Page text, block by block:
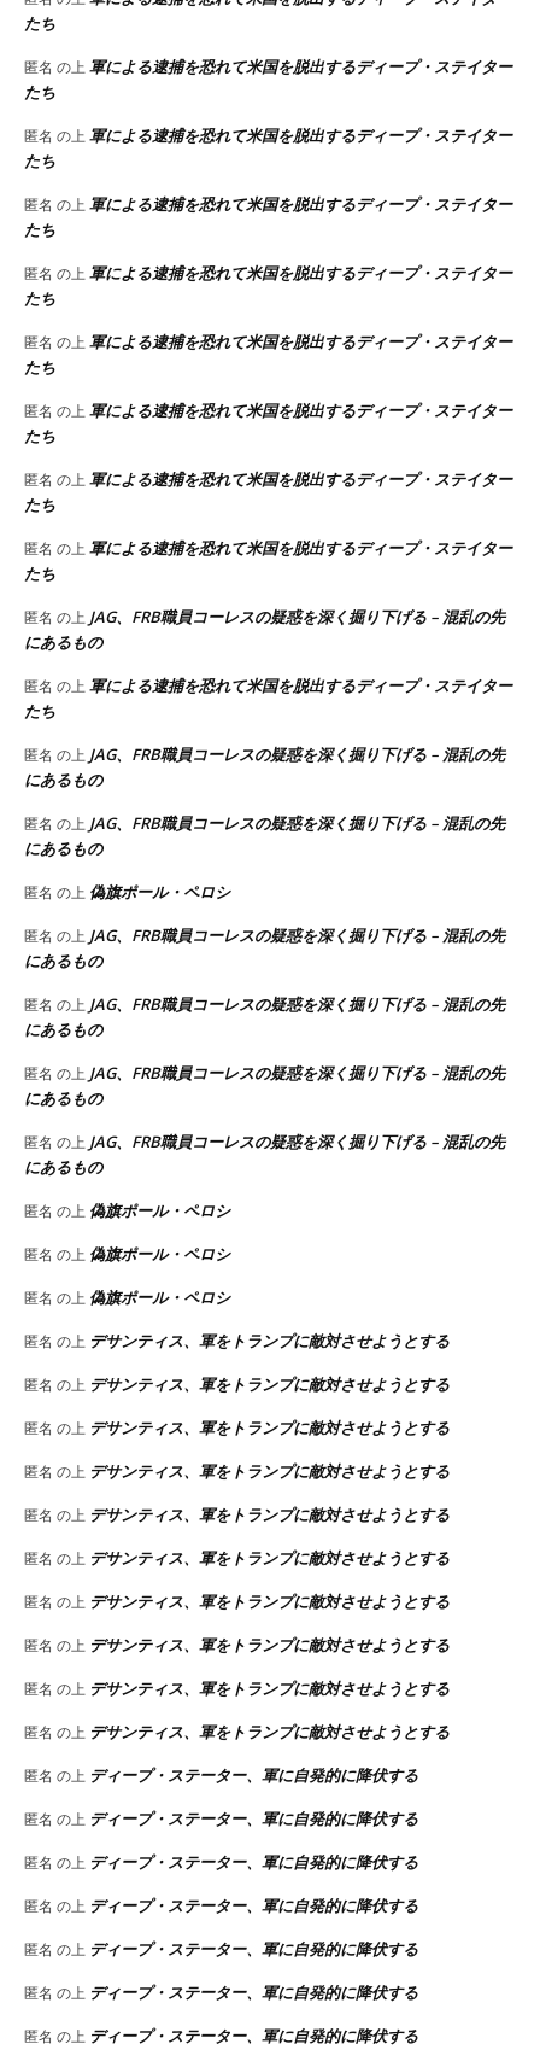
たち
匿名 の上 軍による逮捕を恐れて米国を脱出するディープ・ステイター
たち
匿名 の上 軍による逮捕を恐れて米国を脱出するディープ・ステイター
たち
匿名 の上 軍による逮捕を恐れて米国を脱出するディープ・ステイター
たち
匿名 の上 軍による逮捕を恐れて米国を脱出するディープ・ステイター
たち
匿名 の上 軍による逮捕を恐れて米国を脱出するディープ・ステイター
たち
匿名 の上 軍による逮捕を恐れて米国を脱出するディープ・ステイター
たち
匿名 の上 軍による逮捕を恐れて米国を脱出するディープ・ステイター
たち
匿名 の上 軍による逮捕を恐れて米国を脱出するディープ・ステイター
たち
匿名 の上 JAG、FRB職員コーレスの疑惑を深く掘り下げる – 混乱の先
にあるもの
匿名 の上 軍による逮捕を恐れて米国を脱出するディープ・ステイター
たち
匿名 の上 JAG、FRB職員コーレスの疑惑を深く掘り下げる – 混乱の先
にあるもの
匿名 の上 JAG、FRB職員コーレスの疑惑を深く掘り下げる – 混乱の先
にあるもの
匿名 の上 偽旗ポール・ペロシ
匿名 の上 JAG、FRB職員コーレスの疑惑を深く掘り下げる – 混乱の先
にあるもの
匿名 の上 JAG、FRB職員コーレスの疑惑を深く掘り下げる – 混乱の先
にあるもの
匿名 の上 JAG、FRB職員コーレスの疑惑を深く掘り下げる – 混乱の先
にあるもの
匿名 の上 JAG、FRB職員コーレスの疑惑を深く掘り下げる – 混乱の先
にあるもの
匿名 の上 偽旗ポール・ペロシ
匿名 の上 偽旗ポール・ペロシ
匿名 の上 偽旗ポール・ペロシ
匿名 の上 デサンティス、軍をトランプに敵対させようとする
匿名 の上 デサンティス、軍をトランプに敵対させようとする
匿名 の上 デサンティス、軍をトランプに敵対させようとする
匿名 の上 デサンティス、軍をトランプに敵対させようとする
匿名 の上 デサンティス、軍をトランプに敵対させようとする
匿名 の上 デサンティス、軍をトランプに敵対させようとする
匿名 の上 デサンティス、軍をトランプに敵対させようとする
匿名 の上 デサンティス、軍をトランプに敵対させようとする
匿名 の上 デサンティス、軍をトランプに敵対させようとする
匿名 の上 デサンティス、軍をトランプに敵対させようとする
匿名 の上 ディープ・ステーター、軍に自発的に降伏する
匿名 の上 ディープ・ステーター、軍に自発的に降伏する
匿名 の上 ディープ・ステーター、軍に自発的に降伏する
匿名 の上 ディープ・ステーター、軍に自発的に降伏する
匿名 の上 ディープ・ステーター、軍に自発的に降伏する
匿名 の上 ディープ・ステーター、軍に自発的に降伏する
匿名 の上 ディープ・ステーター、軍に自発的に降伏する